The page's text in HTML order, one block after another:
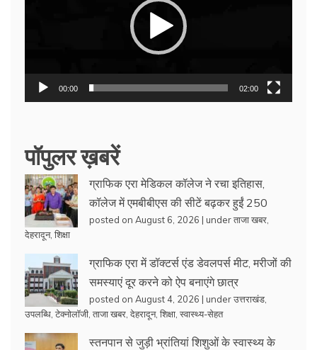
00:00 02:00
पॉपुलर ख़बरें
ग्राफिक एरा मेडिकल कॉलेज ने रचा इतिहास,
कॉलेज में एमबीबीएस की सीटें बढ़कर हुईं 250
posted on August 6, 2026 | underताजा खबर
देहरादून, शिक्षा
ग्राफिक एरा में डॉक्टर्स एंड डेवलपर्स मीट, मरीजों की
समस्याएं दूर करने को ऐप बनाएंगे छात्र
posted on August 4, 2026 | underउत्तराखंड
उपलब्धि टेक्नोलॉजी ताजा खबर देहरादून, शिक्षा स्वास्थ्य-सेहत
स्तनपान से जुड़ी भ्रांतियां शिशुओं के स्वास्थ्य के